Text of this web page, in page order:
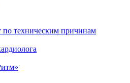
техническим причинам